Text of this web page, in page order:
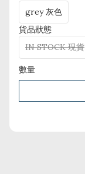
grey 灰色
貨品狀態
IN STOCK 現貨
數量